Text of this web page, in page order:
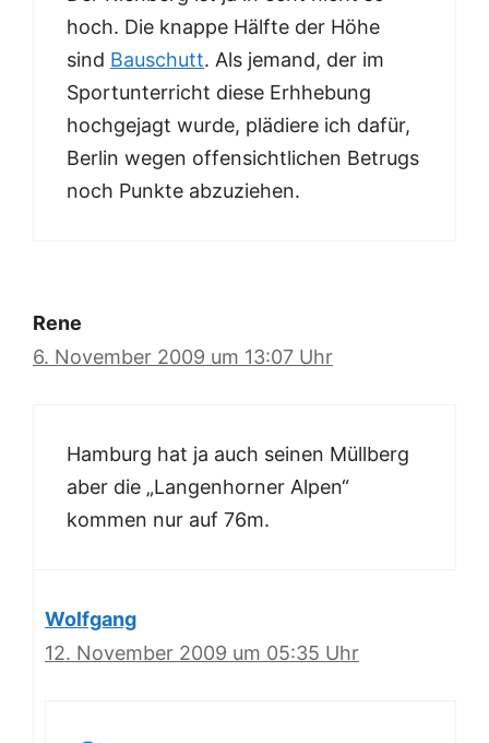
hoch. Die knappe Hälfte der Höhe
sind Bauschutt. Als jemand, der im
Sportunterricht diese Erhhebung
hochgejagt wurde, plädiere ich dafür,
Berlin wegen offensichtlichen Betrugs
noch Punkte abzuziehen.
Rene
6. November 2009 um 13:07 Uhr
Hamburg hat ja auch seinen Müllberg
aber die „Langenhorner Alpen“
kommen nur auf 76m.
Wolfgang
12. November 2009 um 05:35 Uhr